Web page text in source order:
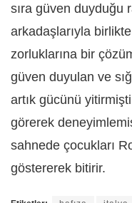
sıra güven duyduğu
arkadaşlarıyla
zorluklarına bir
güven duyulan ve
artık gücünü
görerek
sahnede çocukları
göstererek bitirir.